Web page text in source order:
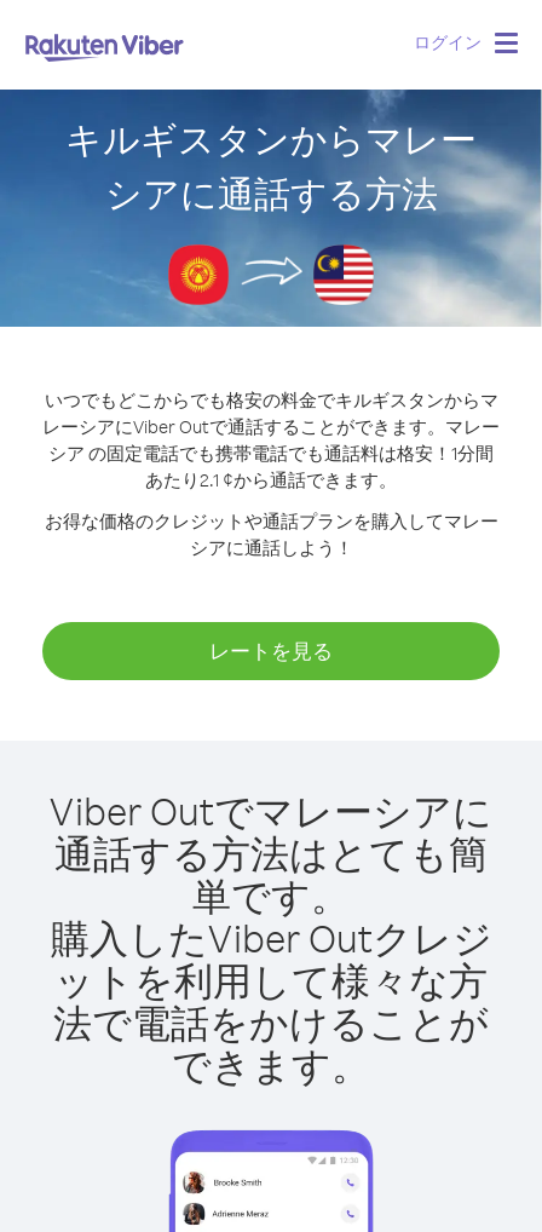
ログイン
キルギスタンからマレー
シアに通話する方法
いつでもどこからでも格安の料金でキルギスタンからマ
レーシアにViber Outで通話することができます。 マレー
シア の固定電話でも携帯電話でも通話料は格安！1分間
あたり2.1 ¢から通話できます。
お得な価格のクレジットや通話プランを購入してマレー
シアに通話しよう！
レートを見る
Viber Outでマレーシアに
通話する方法はとても簡
単です。
購入したViber Outクレジ
ットを利用して様々な方
法で電話をかけることが
できます。